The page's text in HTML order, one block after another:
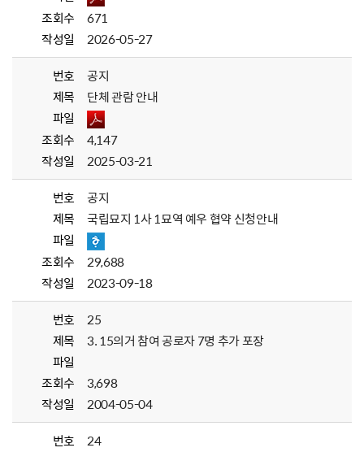
조회수
671
작성일
2026-05-27
번호
공지
제목
단체 관람 안내
파일
조회수
4,147
작성일
2025-03-21
번호
공지
제목
국립묘지 1사 1묘역 예우 협약 신청안내
파일
조회수
29,688
작성일
2023-09-18
번호
25
제목
3. 15의거 참여 공로자 7명 추가 포장
파일
조회수
3,698
작성일
2004-05-04
번호
24